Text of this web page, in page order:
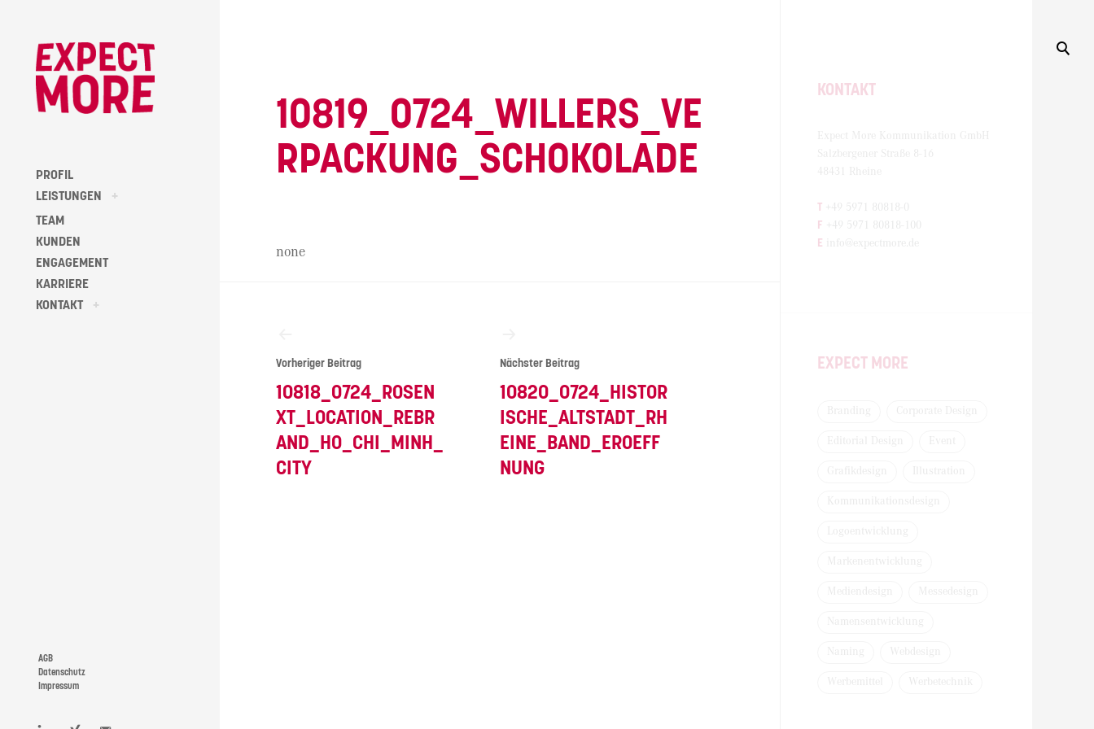
content
PROFIL
LEISTUNGEN
toggle
+
TEAM
KUNDEN
ENGAGEMENT
KARRIERE
KONTAKT
toggle
+
10819_0724_WILLERS_VE
RPACKUNG_SCHOKOLADE
none
Vorheriger Beitrag
10818_0724_ROSEN
XT_LOCATION_REBR
AND_HO_CHI_MINH_
CITY
Nächster Beitrag
10820_0724_HISTOR
ISCHE_ALTSTADT_RH
EINE_BAND_EROEFF
NUNG
KONTAKT
Expect More Kommunikation GmbH
Salzbergener Straße 8-16
48431 Rheine
T +49 5971 80818-0
F +49 5971 80818-100
E info@expectmore.de
EXPECT MORE
Branding Corporate Design
Editorial Design
Grafikdesign
Kommunikationsdesign
Logoentwicklung
Markenentwicklung
Mediendesign Messedesign
Namensentwicklung
Naming Webdesign
AGB
Datenschutz
Impressum